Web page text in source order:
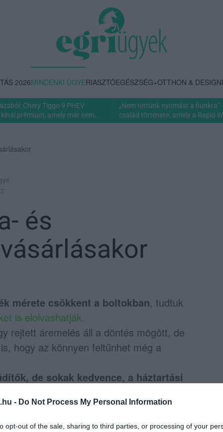
- Do Not Process My Personal Information
opt-out of the sale, sharing to third parties, or processing of your
2026MINDENKI ÜGYERIASZTÓEGÉSZSÉG+OTTHON & DESIGN
Chery Tiggo 9 PHEV
prémium, amely már nem...
„Nem tettünk nyomást a fiunkra”
család története, amely a Rapid
és
mérete csökkent a boltokban, tudtuk
is elolvashatják.
rejtett áremelés áll a döntés mögött, de
hogy az könnyen feltűnhet még a
de sokak kedvence, a háztartási
tudunk, hogy a kormány kötelezővé
vagyis a Nemzeti Élelmiszerlánc-